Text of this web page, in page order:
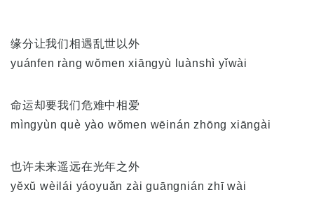
缘分让我们相遇乱世以外
yuánfen ràng wŏmen xiāngyù luànshì yǐwài
命运却要我们危难中相爱
mìngyùn què yào wŏmen wēinán zhōng xiāngài
也许未来遥远在光年之外
yĕxŭ wèilái yáoyuǎn zài guāngnián zhī wài